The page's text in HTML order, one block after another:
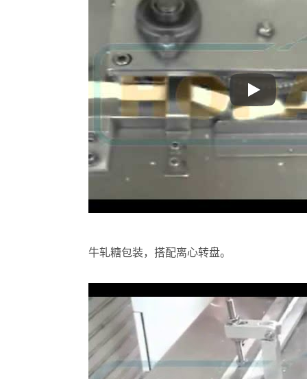
牛轧糖包
牛轧糖包装，搭配离心转盘。